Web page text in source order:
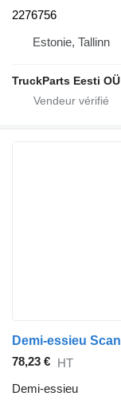
2276756
Estonie, Tallinn
TruckParts Eesti OÜ
78,23 € HT
Demi-essieu